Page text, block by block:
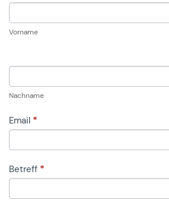
Vorname
Nachname
Email *
Betreff *